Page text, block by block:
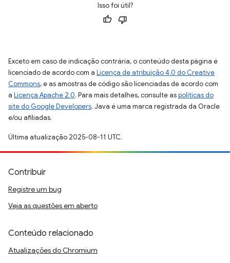
Isso foi útil?
Exceto em caso de indicação contrária, o conteúdo desta página é
licenciado de acordo com a Licença de atribuição 4.0 do Creative
Commons, e as amostras de código são licenciadas de acordo com
a Licença Apache 2.0. Para mais detalhes, consulte aspolíticas do
site do Google Developers. Java é uma marca registrada da Oracle
e/ou afiliadas.
Última atualização 2025-08-11 UTC.
Contribuir
Registre um bug
Veja as questões em aberto
Conteúdo relacionado
Atualizações do Chromium